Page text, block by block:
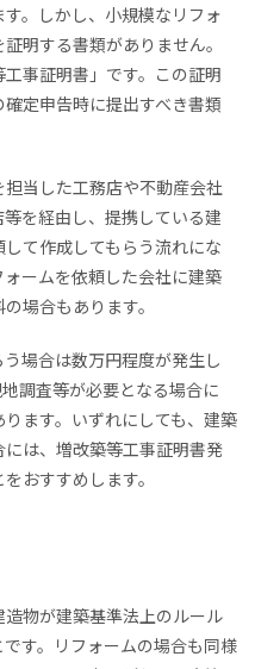
。しかし、小規模なリフォ
明する書類がありません。
事証明書」です。この証明
定申告時に提出すべき書類
当した工務店や不動産会社
を経由し、提携している建
て作成してもらう流れにな
ームを依頼した会社に建築
場合もあります。
場合は数万円程度が発生し
調査等が必要となる場合に
ます。いずれにしても、建築
は、増改築等工事証明書発
おすすめします。
物が建築基準法上のルール
す。リフォームの場合も同様